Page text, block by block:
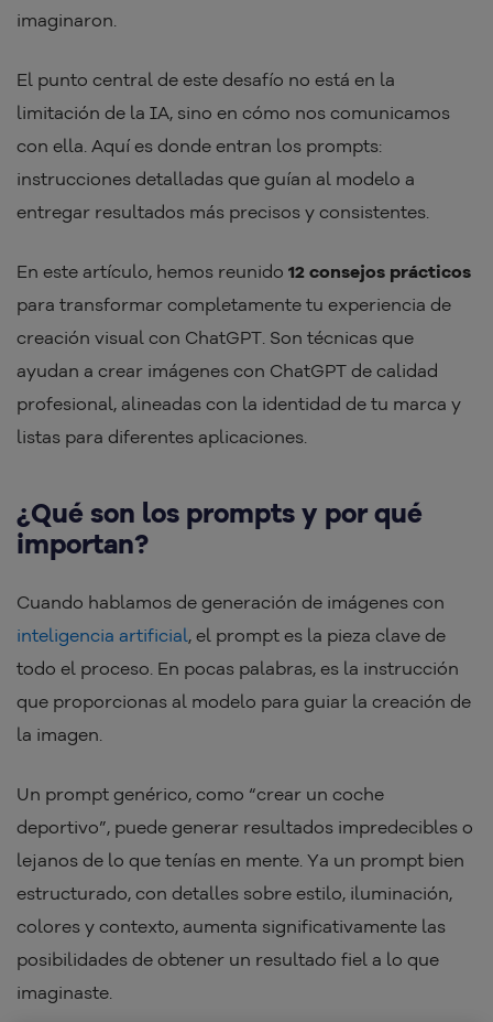
imaginaron.
El punto central de este desafío no está en la
limitación de la IA, sino en cómo nos comunicamos
con ella. Aquí es donde entran los prompts:
instrucciones detalladas que guían al modelo a
entregar resultados más precisos y consistentes.
En este artículo, hemos reunido 12 consejos prácticos
para transformar completamente tu experiencia de
creación visual con ChatGPT. Son técnicas que
ayudan a crear imágenes con ChatGPT de calidad
profesional, alineadas con la identidad de tu marca y
listas para diferentes aplicaciones.
¿Qué son los prompts y por qué
importan?
Cuando hablamos de generación de imágenes con
inteligencia artificial, el prompt es la pieza clave de
todo el proceso. En pocas palabras, es la instrucción
que proporcionas al modelo para guiar la creación de
la imagen.
Un prompt genérico, como “crear un coche
deportivo”, puede generar resultados impredecibles o
lejanos de lo que tenías en mente. Ya un prompt bien
estructurado, con detalles sobre estilo, iluminación,
colores y contexto, aumenta significativamente las
posibilidades de obtener un resultado fiel a lo que
imaginaste.